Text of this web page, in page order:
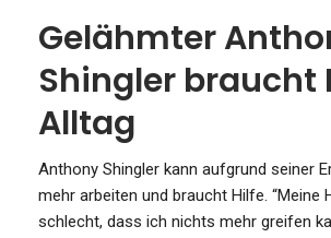
Gelähmter
Shingler braucht
Alltag
Anthony Shingler kann aufgrund seiner
mehr arbeiten und braucht Hilfe. “Meine
schlecht, dass ich nichts mehr greifen